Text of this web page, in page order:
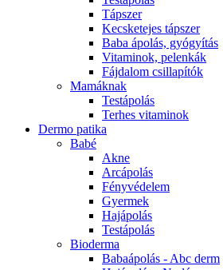
Tápszer
Kecsketejes tápszer
Baba ápolás, gyógyítás
Vitaminok, pelenkák
Fájdalom csillapítók
Mamáknak
Testápolás
Terhes vitaminok
Dermo patika
Babé
Akne
Arcápolás
Fényvédelem
Gyermek
Hajápolás
Testápolás
Bioderma
Babaápolás - Abc derm